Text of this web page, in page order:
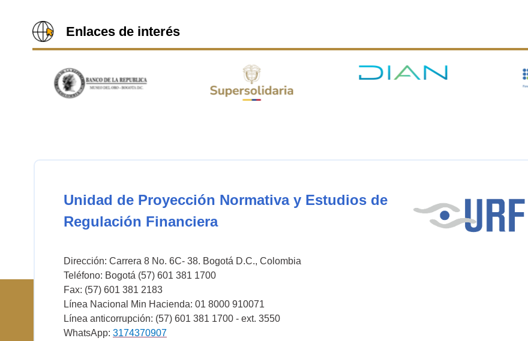
Enlaces de interés
Unidad de Proyección Normativa y Estudios de
Regulación Financiera
Dirección: Carrera 8 No. 6C- 38. Bogotá D.C., Colombia
Teléfono: Bogotá (57) 601 381 1700
Fax: (57) 601 381 2183
Línea Nacional Min Hacienda: 01 8000 910071
Línea anticorrupción: (57) 601 381 1700 - ext. 3550
WhatsApp: 3174370907